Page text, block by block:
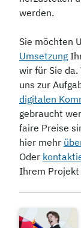
werden.
Sie möchten
Umsetzung
wir für Sie
uns zur
digitalen
gebraucht
faire Preise
hier mehr
Oder
Ihrem Projekt